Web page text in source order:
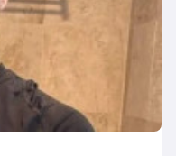
მარიზი
დაპირისპირება თინა
შორის. თინა
რომ ამ საბჭოში